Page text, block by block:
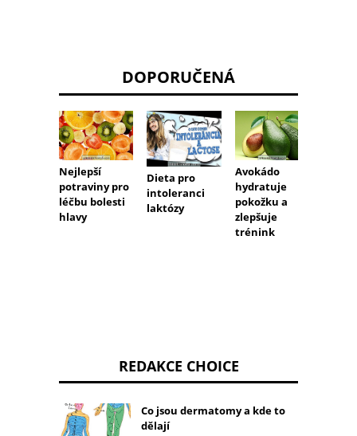
DOPORUČENÁ
Nejlepší
potraviny pro
léčbu bolesti
hlavy
Dieta pro
intoleranci
laktózy
Avokádo
hydratuje
pokožku a
zlepšuje
trénink
REDAKCE CHOICE
Co jsou dermatomy a kde to
dělají